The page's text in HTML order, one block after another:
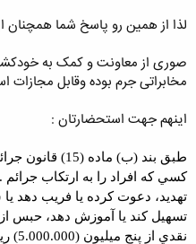
لذا از همین رو پاسخ شما
صوری از معاونت و کمک به
مخابراتی جرم بوده وقابل مجازات
اینهم جهت استحضارتان :
طبق بند (ب) ماده
كسي كه افراد را به ارتكاب جرائم
تهديد، دعوت كرده يا فريب دهد يا
تسهيل كند يا آموزش دهد، حبس